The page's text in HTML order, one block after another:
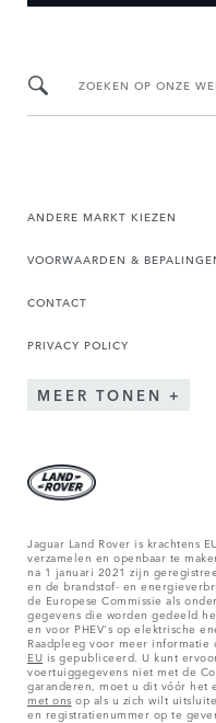
ZOEKEN OP ONZE
ANDERE MARKT KIEZEN
VOORWAARDEN &
CONTACT
PRIVACY POLICY
MEER TONEN
Jaguar Land Rover is krachtens
verzamelen en openbaar te
na 1 januari 2021 zijn
en de brandstof- en
de Europese Commissie als
gegevens die worden gedeeld
en voor PHEV's op elektrische
Raadpleeg voor meer
EU is gepubliceerd. U kunt
voertuiggegevens niet met de
garanderen, moet u dit vóór het
met ons op als u zich wilt
en registratienummer op te